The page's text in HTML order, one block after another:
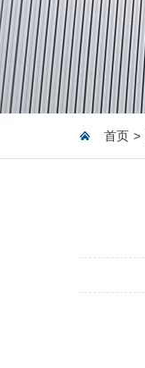
首页 >